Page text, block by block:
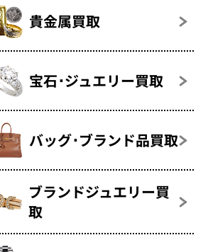
貴金属買取
宝石･ジュエリー買取
バッグ･ブランド品買取
ブランドジュエリー買
取